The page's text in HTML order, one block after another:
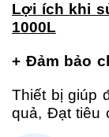
Lợi ích khi
1000L
+ Đảm bảo
Thiết bị giúp
quả, Đạt tiêu